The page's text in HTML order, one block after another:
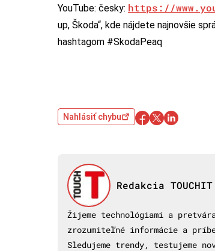
YouTube: česky: https://
up, Škoda“, kde nájdete najnovšie
hashtagom #SkodaPeaq
Nahlásiť chybu
Redakcia TOUCHIT
Žijeme technológiami a
zrozumiteľné informácie a
Sledujeme trendy, testujeme